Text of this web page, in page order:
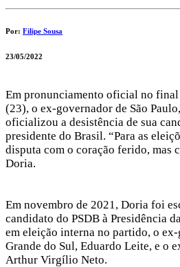
Por: Filipe Sousa
23/05/2022
Em pronunciamento oficial no final
(23), o ex-governador de São
oficializou a desistência de sua
presidente do Brasil. “Para as
disputa com o coração ferido, mas
Doria.
Em novembro de 2021, Doria foi
candidato do PSDB à Presidência
em eleição interna no partido, o
Grande do Sul, Eduardo Leite, e o
Arthur Virgílio Neto.